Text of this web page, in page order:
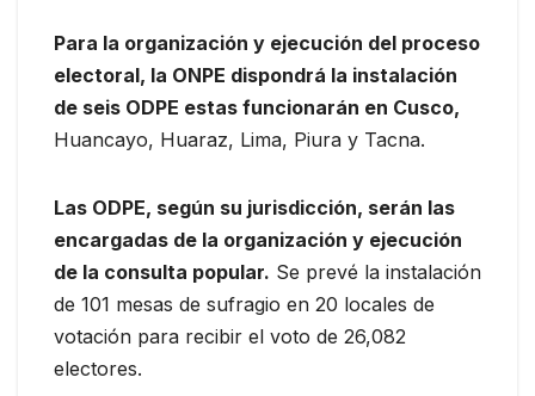
Para la organización y ejecución del proceso
electoral, la ONPE dispondrá la instalación
de seis ODPE estas funcionarán en Cusco,
Huancayo, Huaraz, Lima, Piura y Tacna.
Las ODPE, según su jurisdicción, serán las
encargadas de la organización y ejecución
de la consulta popular. Se prevé la instalación
de 101 mesas de sufragio en 20 locales de
votación para recibir el voto de 26,082
electores.